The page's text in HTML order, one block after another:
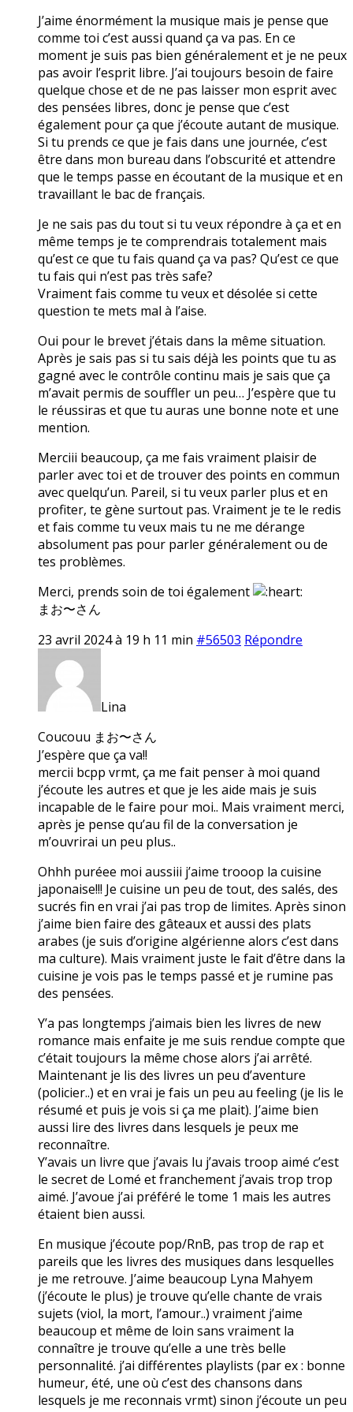
J’aime énormément la musique mais je pense que
comme toi c’est aussi quand ça va pas. En ce
moment je suis pas bien généralement et je ne peux
pas avoir l’esprit libre. J’ai toujours besoin de faire
quelque chose et de ne pas laisser mon esprit avec
des pensées libres, donc je pense que c’est
également pour ça que j’écoute autant de musique.
Si tu prends ce que je fais dans une journée, c’est
être dans mon bureau dans l’obscurité et attendre
que le temps passe en écoutant de la musique et en
travaillant le bac de français.
Je ne sais pas du tout si tu veux répondre à ça et en
même temps je te comprendrais totalement mais
qu’est ce que tu fais quand ça va pas? Qu’est ce que
tu fais qui n’est pas très safe?
Vraiment fais comme tu veux et désolée si cette
question te mets mal à l’aise.
Oui pour le brevet j’étais dans la même situation.
Après je sais pas si tu sais déjà les points que tu as
gagné avec le contrôle continu mais je sais que ça
m’avait permis de souffler un peu… J’espère que tu
le réussiras et que tu auras une bonne note et une
mention.
Merciii beaucoup, ça me fais vraiment plaisir de
parler avec toi et de trouver des points en commun
avec quelqu’un. Pareil, si tu veux parler plus et en
profiter, te gène surtout pas. Vraiment je te le redis
et fais comme tu veux mais tu ne me dérange
absolument pas pour parler généralement ou de
tes problèmes.
Merci, prends soin de toi également
まお〜さん
23 avril 2024 à 19 h 11 min #56503 Répondre
Lina
Coucouu まお〜さん
J’espère que ça va!!
mercii bcpp vrmt, ça me fait penser à moi quand
j’écoute les autres et que je les aide mais je suis
incapable de le faire pour moi.. Mais vraiment merci,
après je pense qu’au fil de la conversation je
m’ouvrirai un peu plus..
Ohhh puréee moi aussiii j’aime trooop la cuisine
japonaise!!! Je cuisine un peu de tout, des salés, des
sucrés fin en vrai j’ai pas trop de limites. Après sinon
j’aime bien faire des gâteaux et aussi des plats
arabes (je suis d’origine algérienne alors c’est dans
ma culture). Mais vraiment juste le fait d’être dans la
cuisine je vois pas le temps passé et je rumine pas
des pensées.
Y’a pas longtemps j’aimais bien les livres de new
romance mais enfaite je me suis rendue compte que
c’était toujours la même chose alors j’ai arrêté.
Maintenant je lis des livres un peu d’aventure
(policier..) et en vrai je fais un peu au feeling (je lis le
résumé et puis je vois si ça me plait). J’aime bien
aussi lire des livres dans lesquels je peux me
reconnaître.
Y’avais un livre que j’avais lu j’avais troop aimé c’est
le secret de Lomé et franchement j’avais trop trop
aimé. J’avoue j’ai préféré le tome 1 mais les autres
étaient bien aussi.
En musique j’écoute pop/RnB, pas trop de rap et
pareils que les livres des musiques dans lesquelles
je me retrouve. J’aime beaucoup Lyna Mahyem
(j’écoute le plus) je trouve qu’elle chante de vrais
sujets (viol, la mort, l’amour..) vraiment j’aime
beaucoup et même de loin sans vraiment la
connaître je trouve qu’elle a une très belle
personnalité. j’ai différentes playlists (par ex : bonne
humeur, été, une où c’est des chansons dans
lesquels je me reconnais vrmt) sinon j’écoute un peu